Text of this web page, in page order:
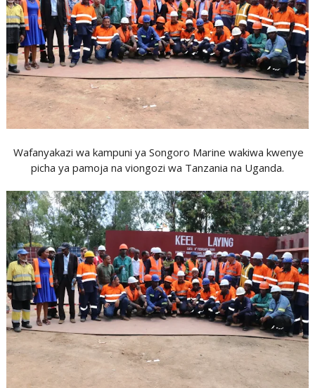
Wafanyakazi wa kampuni ya Songoro Marine wakiwa kwenye
picha ya pamoja na viongozi wa Tanzania na Uganda.